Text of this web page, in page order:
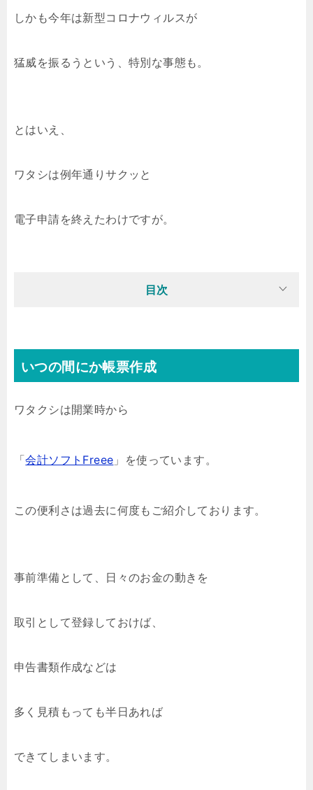
しかも今年は新型コロナウィルスが
猛威を振るうという、特別な事態も。
とはいえ、
ワタシは例年通りサクッと
電子申請を終えたわけですが。
目次
いつの間にか帳票作成
ワタクシは開業時から
「会計ソフトFreee 」を使っています。
この便利さは過去に何度もご紹介しております。
事前準備として、日々のお金の動きを
取引として登録しておけば、
申告書類作成などは
多く見積もっても半日あれば
できてしまいます。